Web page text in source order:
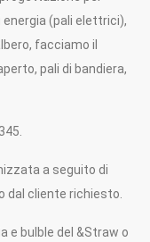
energia (pali elettrici),
facciamo il
pali di bandiera,
a seguito di
dal cliente richiesto.
e bulble del &Straw o